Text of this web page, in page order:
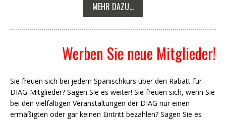
MEHR DAZU...
Werben Sie neue Mitglieder!
Sie freuen sich bei jedem Spanischkurs über den Rabatt für
DIAG-Mitglieder? Sagen Sie es weiter! Sie freuen sich, wenn Sie
bei den vielfältigen Veranstaltungen der DIAG nur einen
ermäßigten oder gar keinen Eintritt bezahlen? Sagen Sie es